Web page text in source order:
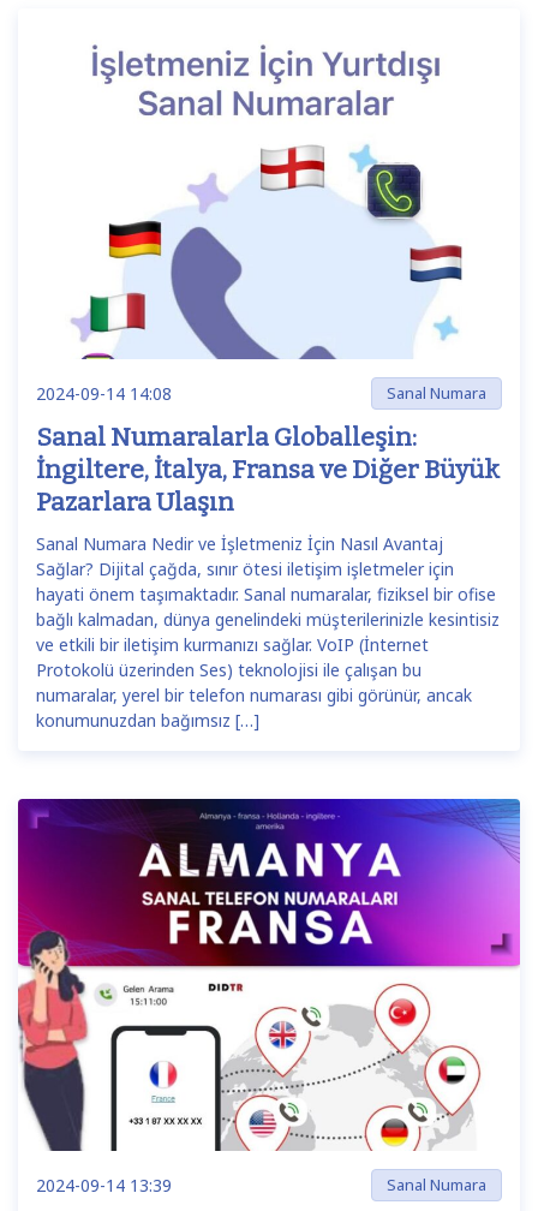
2024-09-14 14:08 Sanal Numara
Sanal Numaralarla Globalleşin:
İngiltere, İtalya, Fransa ve Diğer Büyük
Pazarlara Ulaşın
Sanal Numara Nedir ve İşletmeniz İçin Nasıl Avantaj
Sağlar? Dijital çağda, sınır ötesi iletişim işletmeler için
hayati önem taşımaktadır. Sanal numaralar, fiziksel bir ofise
bağlı kalmadan, dünya genelindeki müşterilerinizle kesintisiz
ve etkili bir iletişim kurmanızı sağlar. VoIP (İnternet
Protokolü üzerinden Ses) teknolojisi ile çalışan bu
numaralar, yerel bir telefon numarası gibi görünür, ancak
konumunuzdan bağımsız […]
2024-09-14 13:39 Sanal Numara